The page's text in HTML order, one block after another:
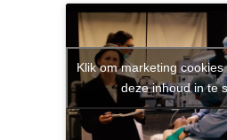
Klik om marketing
deze inhoud in te